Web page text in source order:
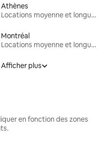
Athènes
Locations moyenne et longue durée
Montréal
Locations moyenne et longue durée
Afficher plus
en fonction des zones